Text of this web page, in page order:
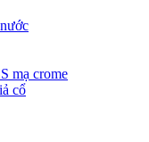
mạ crome
cổ